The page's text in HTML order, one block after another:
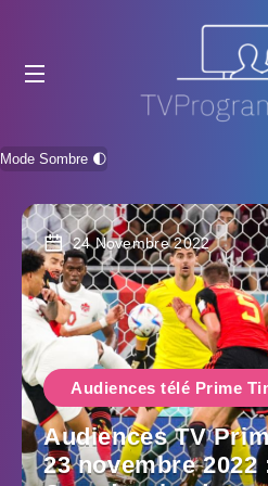
Mode Sombre 🌓
24 Novembre 2022
Audiences télé Prime
Audiences TV
23 novembre